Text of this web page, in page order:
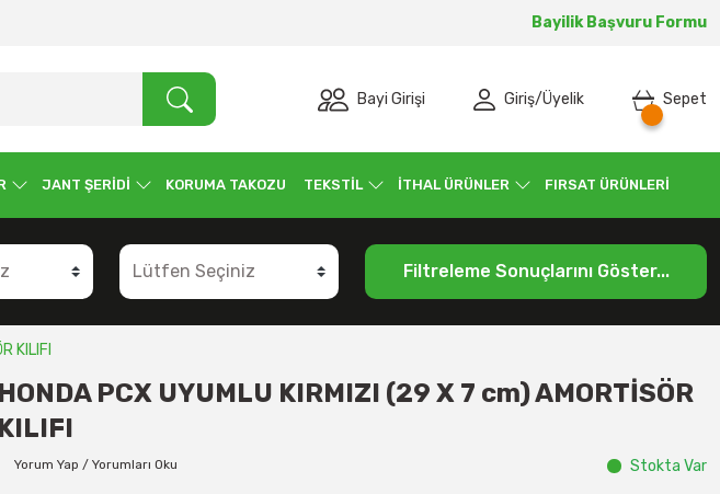
Bayilik Başvuru Formu
Bayi Girişi Giriş/Üyelik Sepet
JANT ŞERİDİ KORUMA TAKOZU TEKSTİL İTHAL ÜRÜNLER FIRSAT ÜRÜNLERİ
Filtreleme Sonuçlarını Göster...
KILIFI
HONDA PCX UYUMLU KIRMIZI (29 X 7 cm) AMORTİSÖR
KILIFI
Yorum Yap / Yorumları Oku Stokta Var